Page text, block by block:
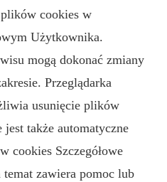
cookies w
Użytkownika.
mogą dokonać zmiany
Przeglądarka
usunięcie plików
także automatyczne
cookies Szczegółowe
zawiera pomoc lub